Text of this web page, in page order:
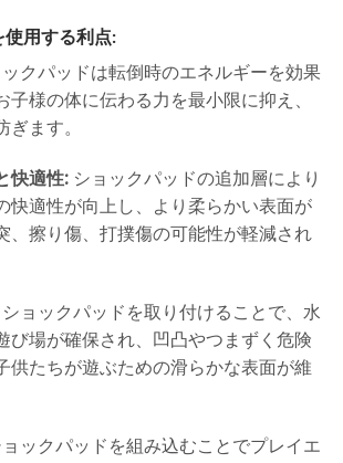
用する利点:
クパッドは転倒時のエネルギーを効果
子様の体に伝わる力を最小限に抑え、
ます。
快適性:ショックパッドの追加層により
快適性が向上し、より柔らかい表面が
、擦り傷、打撲傷の可能性が軽減され
ョックパッドを取り付けることで、水
び場が確保され、凹凸やつまずく危険
供たちが遊ぶための滑らかな表面が維
ックパッドを組み込むことでプレイエ